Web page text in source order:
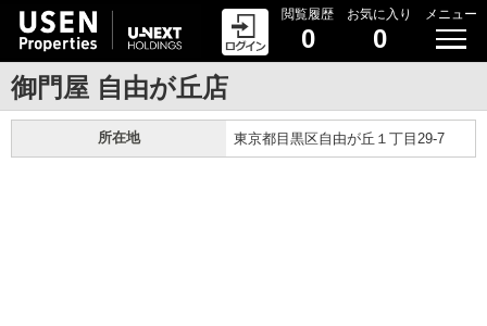
閲覧履歴
0
お気に入り
0
メニュー
御門屋 自由が丘店
所在地 東京都目黒区自由が丘１丁目29-7